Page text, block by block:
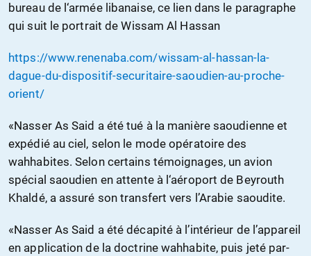
bureau de l‘armée libanaise, ce lien dans le paragraphe
qui suit le portrait de Wissam Al Hassan
https://www.renenaba.com/wissam-al-hassan-la-
dague-du-dispositif-securitaire-saoudien-au-proche-
orient/
«Nasser As Said a été tué à la manière saoudienne et
expédié au ciel, selon le mode opératoire des
wahhabites. Selon certains témoignages, un avion
spécial saoudien en attente à l‘aéroport de Beyrouth
Khaldé, a assuré son transfert vers l’Arabie saoudite.
«Nasser As Said a été décapité à l’intérieur de l’appareil
en application de la doctrine wahhabite, puis jeté par-